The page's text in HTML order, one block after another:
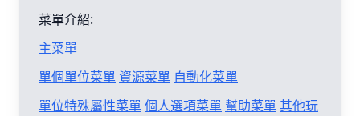
菜單介紹:
主菜單
單個單位菜單 資源菜單 自動化菜單
單位特殊屬性菜單個人選項菜單 幫助菜單其他玩